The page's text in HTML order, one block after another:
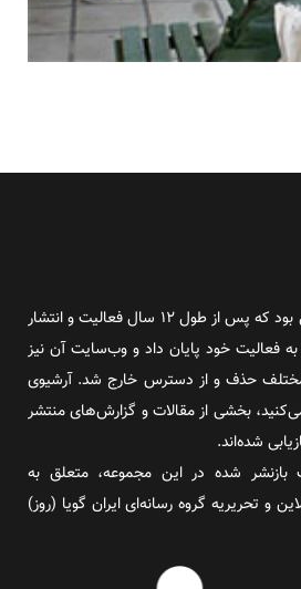
روز آنلاین روزنامه‌ای اینترنتی بود که پس از طول ۱۲ سال فعالیت و انتشار
۲۵۰۰ شماره، در سال ۲۰۱۶ به فعالیت خود پایان داد و وب‌سایت آن نیز
حذف و از دسترس خارج شد. آرشیوی
بخشی از مقالات و گزارش‌های منتشر
شده‌اند.
شده در این مجموعه، متعلق به
و تحریریه گروه رسانه‌ای ایران گویا (روز)